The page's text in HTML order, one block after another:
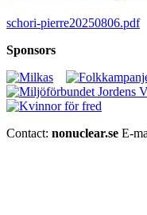
schori-pierre20250806.pdf
Sponsors
Contact: nonuclear.se E-